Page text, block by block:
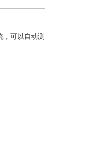
，可以自动测